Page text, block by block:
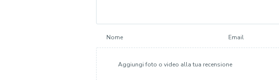
Nome Email
Aggiungi foto o video alla tua recensione